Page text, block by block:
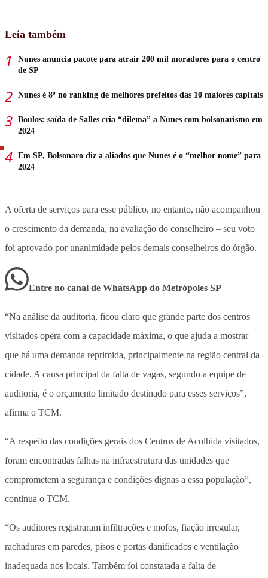
Leia também
Nunes anuncia pacote para atrair 200 mil moradores para o centro
de SP
Nunes é 8º no ranking de melhores prefeitos das 10 maiores capitais
Boulos: saída de Salles cria “dilema” a Nunes com bolsonarismo em
2024
Em SP, Bolsonaro diz a aliados que Nunes é o “melhor nome” para
2024
A oferta de serviços para esse público, no entanto, não acompanhou
o crescimento da demanda, na avaliação do conselheiro – seu voto
foi aprovado por unanimidade pelos demais conselheiros do órgão.
Entre no canal de WhatsApp do Metrópoles SP
“Na análise da auditoria, ficou claro que grande parte dos centros
visitados opera com a capacidade máxima, o que ajuda a mostrar
que há uma demanda reprimida, principalmente na região central da
cidade. A causa principal da falta de vagas, segundo a equipe de
auditoria, é o orçamento limitado destinado para esses serviços”,
afirma o TCM.
“A respeito das condições gerais dos Centros de Acolhida visitados,
foram encontradas falhas na infraestrutura das unidades que
comprometem a segurança e condições dignas a essa população”,
continua o TCM.
“Os auditores registraram infiltrações e mofos, fiação irregular,
rachaduras em paredes, pisos e portas danificados e ventilação
inadequada nos locais. Também foi constatada a falta de